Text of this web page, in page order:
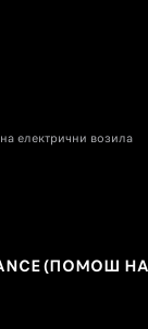
електрични возила
(ПОМОШ